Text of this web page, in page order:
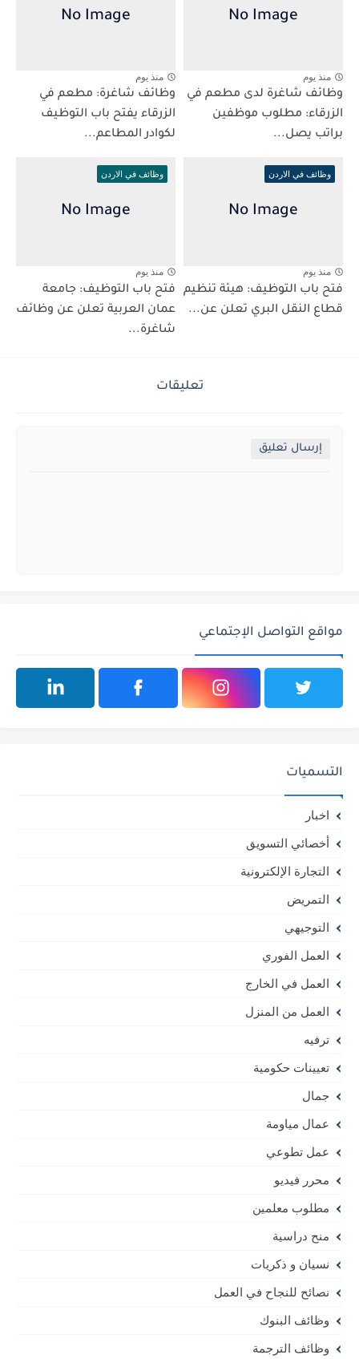
منذ يوم
وظائف شاغرة لدى مطعم في
الزرقاء: مطلوب موظفين
براتب يصل...
منذ يوم
وظائف شاغرة: مطعم في
الزرقاء يفتح باب التوظيف
لكوادر المطاعم...
وظائف في الاردن
منذ يوم
فتح باب التوظيف: هيئة تنظيم
قطاع النقل البري تعلن عن...
وظائف في الاردن
منذ يوم
فتح باب التوظيف: جامعة
عمان العربية تعلن عن وظائف
شاغرة...
تعليقات
إرسال تعليق
مواقع التواصل الإجتماعي
التسميات
اخبار
أخصائي التسويق
التجارة الإلكترونية
التمريض
التوجيهي
العمل الفوري
العمل في الخارج
العمل من المنزل
ترفيه
تعيينات حكومية
جمال
عمال مياومة
عمل تطوعي
محرر فيديو
مطلوب معلمين
منح دراسية
نسيان و ذكريات
نصائح للنجاح في العمل
وظائف البنوك
وظائف الترجمة